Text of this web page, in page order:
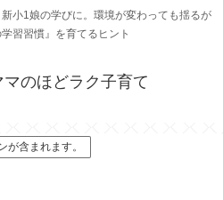
小1娘の学びに。環境が変わっても揺るが
習習慣』を育てるヒント
のほどラク子育て
含まれます。